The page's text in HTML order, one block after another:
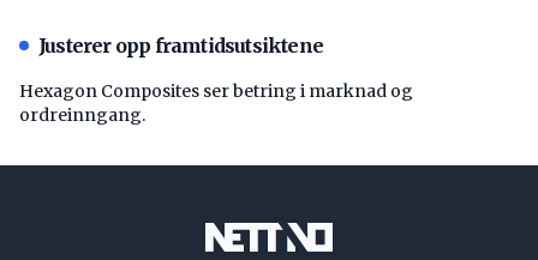
Justerer opp framtidsutsiktene
Hexagon Composites ser betring i marknad og
ordreinngang.